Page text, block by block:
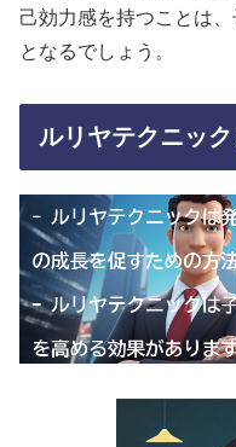
己効力感を持つことは
となるでしょう。
ルリヤテクニック